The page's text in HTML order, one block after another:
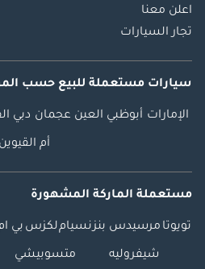
اعلن معنا
تجار السيارات
سيارات مستعملة للبيع حسب
الإمارات أبوظبي العين عجمان دبي
أم القيوين
مستعملة الماركة المشهورة
تويوتا مرسيدس بنزنسياملكزس بي
شيفروليه متسوبيشي